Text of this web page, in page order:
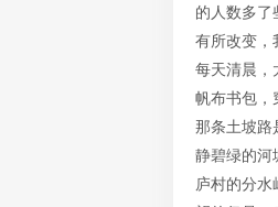
的人数多了
有所改变，
每天清晨，
帆布书包，
那条土坡路
静碧绿的河
庐村的分